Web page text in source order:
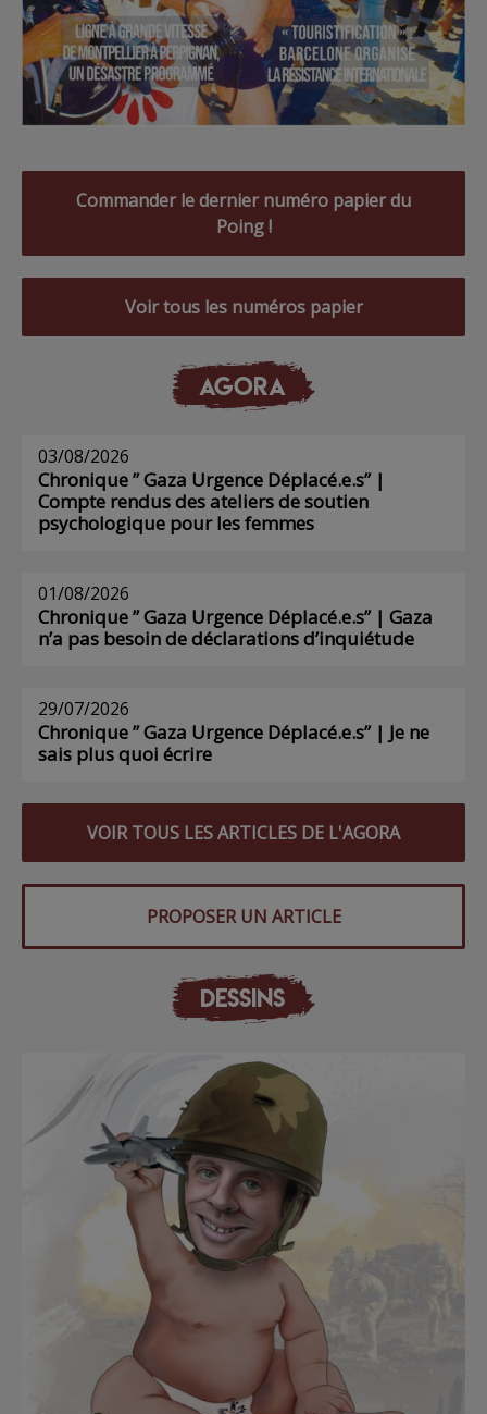
Commander le dernier numéro papier du
Poing !
Voir tous les numéros papier
AGORA
03/08/2026
Chronique ” Gaza Urgence Déplacé.e.s” |
Compte rendus des ateliers de soutien
psychologique pour les femmes
01/08/2026
Chronique ” Gaza Urgence Déplacé.e.s” | Gaza
n’a pas besoin de déclarations d’inquiétude
29/07/2026
Chronique ” Gaza Urgence Déplacé.e.s” | Je ne
sais plus quoi écrire
VOIR TOUS LES ARTICLES DE L'AGORA
PROPOSER UN ARTICLE
DESSINS